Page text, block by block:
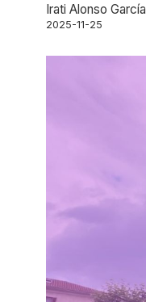
Irati Alonso García
2025-11-25